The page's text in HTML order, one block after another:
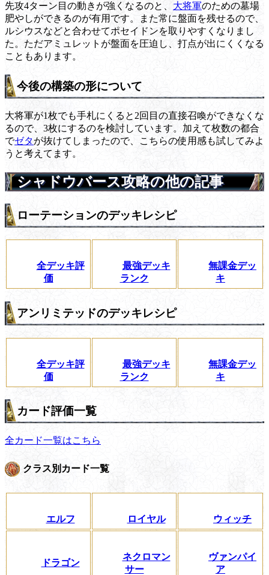
先攻4ターン目の動きが強くなるのと、大将軍のための墓場
肥やしができるのが有用です。また常に盤面を残せるので、
ルシウスなどと合わせてポセイドンを取りやすくなりまし
た。ただアミュレットが盤面を圧迫し、打点が出にくくなる
こともあります。
今後の構築の形について
大将軍が1枚でも手札にくると2回目の直接召喚ができなくな
るので、3枚にするのを検討しています。加えて枚数の都合
でゼタが抜けてしまったので、こちらの使用感も試してみよ
うと考えてます。
シャドウバース攻略の他の記事
ローテーションのデッキレシピ
全デッキ評
価
最強デッキ
ランク
無課金デッ
キ
アンリミテッドのデッキレシピ
全デッキ評
価
最強デッキ
ランク
無課金デッ
キ
カード評価一覧
全カード一覧はこちら
クラス別カード一覧
エルフ ロイヤル ウィッチ
ドラゴン
ネクロマン
サー
ヴァンパイ
ア